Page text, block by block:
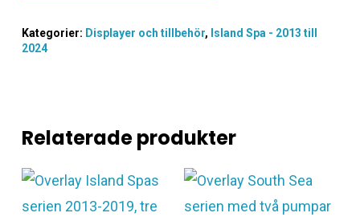
Kategorier: Displayer och tillbehör, Island Spa - 2013 till
2024
Relaterade produkter